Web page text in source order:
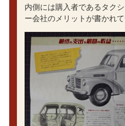
内側には購入者であるタク
ー会社のメリットが書かれて